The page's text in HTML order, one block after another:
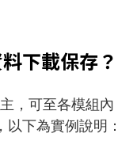
下載保存？
，可至各模組內
下為實例說明：